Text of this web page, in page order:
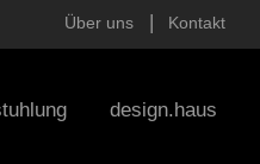
Über uns Kontakt
design.haus